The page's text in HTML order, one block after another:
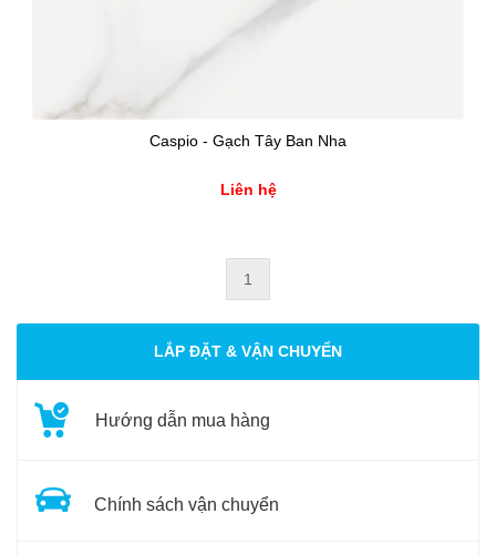
Caspio - Gạch Tây Ban Nha
Liên hệ
1
LẮP ĐẶT & VẬN CHUYỂN
Hướng dẫn mua hàng
Chính sách vận chuyển